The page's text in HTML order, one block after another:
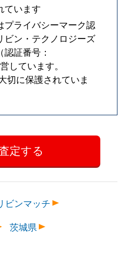
ています
プライバシーマーク認
ビン・テクノロジーズ
証番号：
しています。
切に保護されていま
ビンマッチ
茨城県